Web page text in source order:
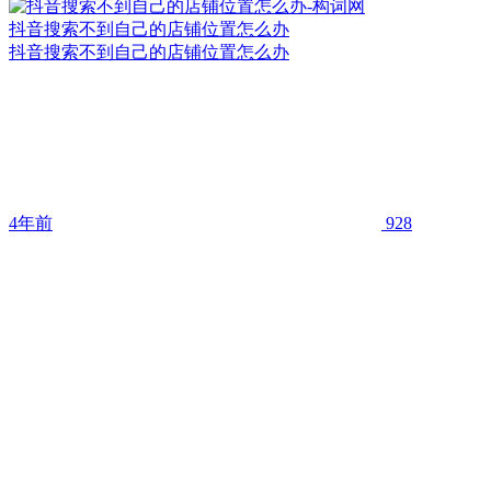
抖音搜索不到自己的店铺位置怎么办
抖音搜索不到自己的店铺位置怎么办
4年前 928